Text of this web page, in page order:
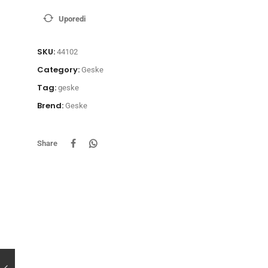
Uporedi
SKU: 44102
Category: Geske
Tag: geske
Brend: Geske
Share